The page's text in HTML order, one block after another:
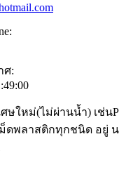
ศ:
ษใหม่(ไม่ผ่านน้ำ) เช่น
ดพลาสติกทุกชนิด อยู่